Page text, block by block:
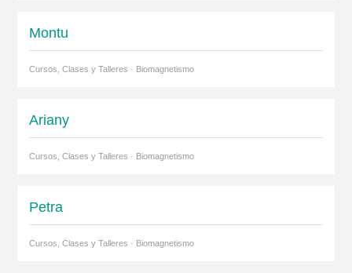
Montu
Cursos, Clases y Talleres · Biomagnetismo
Ariany
Cursos, Clases y Talleres · Biomagnetismo
Petra
Cursos, Clases y Talleres · Biomagnetismo